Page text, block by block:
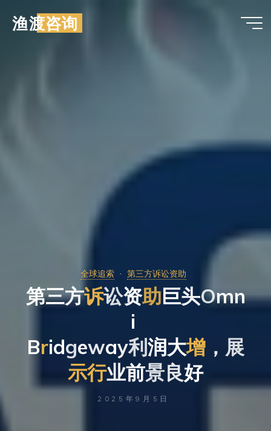
渔渡咨询
全球追索 第三方诉讼资助
第三方诉讼资助巨头Omn
i
Bridgeway利润大增， 展
示行业前景良好
2025年9月5日